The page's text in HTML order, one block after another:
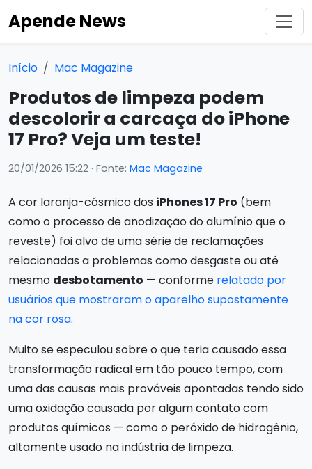
Apende News
Início Mac Magazine
Produtos de limpeza podem
descolorir a carcaça do iPhone
17 Pro? Veja um teste!
20/01/2026 15:22 · Fonte: Mac Magazine
A cor laranja-cósmico dos iPhones 17 Pro (bem
como o processo de anodização do alumínio que o
reveste) foi alvo de uma série de reclamações
relacionadas a problemas como desgaste ou até
mesmo desbotamento — conforme relatado por
usuários que mostraram o aparelho supostamente
na cor rosa.
Muito se especulou sobre o que teria causado essa
transformação radical em tão pouco tempo, com
uma das causas mais prováveis apontadas tendo sido
uma oxidação causada por algum contato com
produtos químicos — como o peróxido de hidrogênio,
altamente usado na indústria de limpeza.